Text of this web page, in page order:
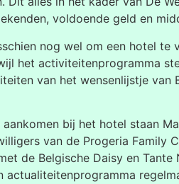
voldoende geld en
nog wel om een hotel te
het activiteitenprogramma
van het wensenlijstje
bij het hotel staan
van de Progeria Family
de Belgische Daisy en Tante
actualiteitenprogramma